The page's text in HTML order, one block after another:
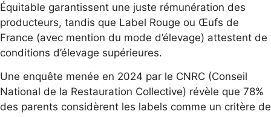
Équitable garantissent une juste rémunération des
producteurs, tandis que Label Rouge ou Œufs de
France (avec mention du mode d’élevage) attestent de
conditions d’élevage supérieures.
Une enquête menée en 2024 par le CNRC (Conseil
National de la Restauration Collective) révèle que 78%
des parents considèrent les labels comme un critère de